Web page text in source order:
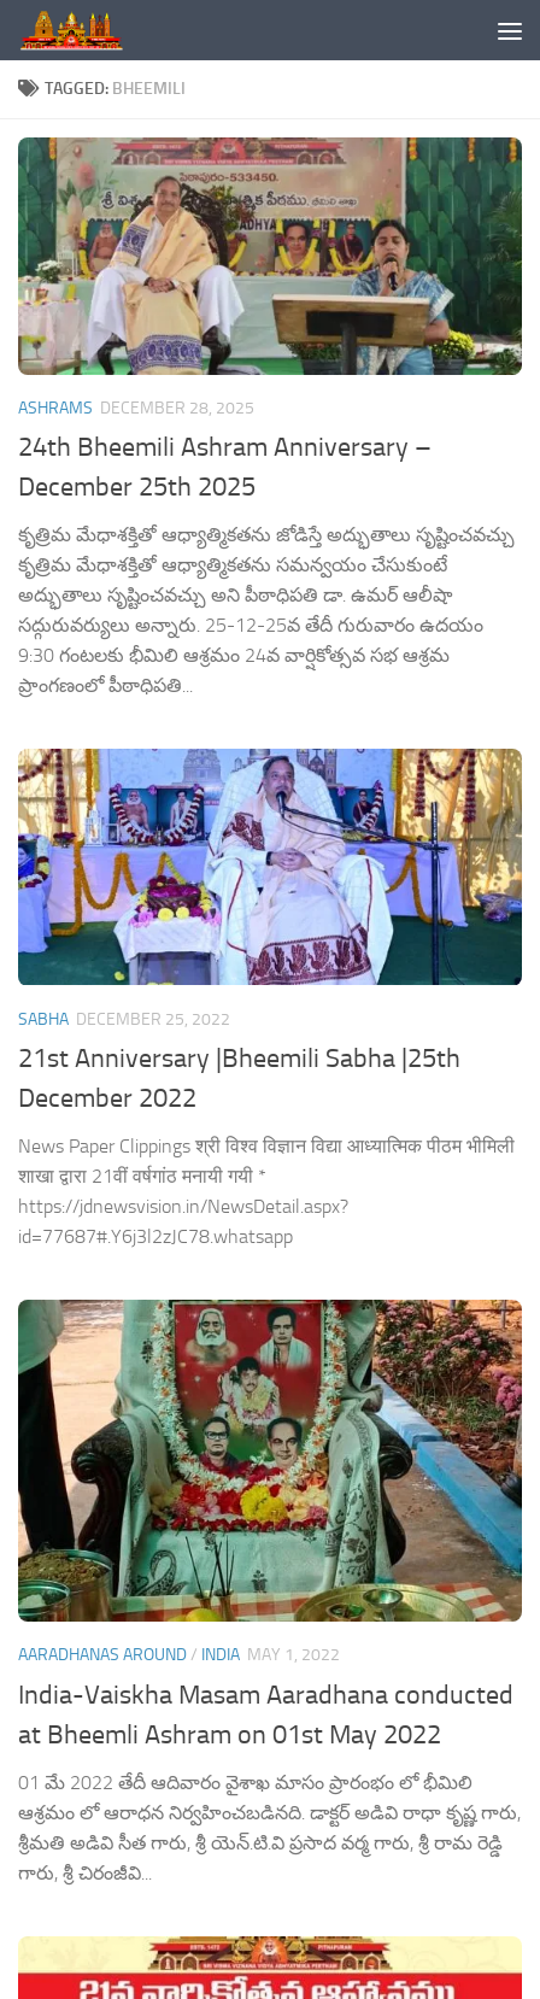
Skip to content
TAGGED: BHEEMILI
ASHRAMS DECEMBER 28, 2025
24th Bheemili Ashram Anniversary –
December 25th 2025
కృత్రిమ మేధాశక్తితో ఆధ్యాత్మికతను జోడిస్తే అద్భుతాలు సృష్టించవచ్చు
కృత్రిమ మేధాశక్తితో ఆధ్యాత్మికతను సమన్వయం చేసుకుంటే
అద్భుతాలు సృష్టించవచ్చు అని పీఠాధిపతి డా. ఉమర్ ఆలీషా
సద్గురువర్యులు అన్నారు. 25-12-25వ తేదీ గురువారం ఉదయం
9:30 గంటలకు భీమిలి ఆశ్రమం 24వ వార్షికోత్సవ సభ ఆశ్రమ
ప్రాంగణంలో పీఠాధిపతి...
SABHA DECEMBER 25, 2022
21st Anniversary |Bheemili Sabha |25th
December 2022
News Paper Clippings श्री विश्व विज्ञान विद्या आध्यात्मिक पीठम भीमिली
शाखा द्वारा 21वीं वर्षगांठ मनायी गयी *
https://jdnewsvision.in/NewsDetail.aspx?
id=77687#.Y6j3l2zJC78.whatsapp
AARADHANAS AROUND/ INDIA MAY 1, 2022
India-Vaiskha Masam Aaradhana conducted
at Bheemli Ashram on 01st May 2022
01 మే 2022 తేదీ ఆదివారం వైశాఖ మాసం ప్రారంభం లో భీమిలి
ఆశ్రమం లో ఆరాధన నిర్వహించబడినది. డాక్టర్ అడివి రాధా కృష్ణ గారు,
శ్రీమతి అడివి సీత గారు, శ్రీ యెన్.టి.వి ప్రసాద వర్మ గారు, శ్రీ రామ రెడ్డి
గారు, శ్రీ చిరంజీవి...